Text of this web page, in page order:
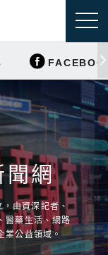
聞網
，由資深記者、
醫藥生活、網路
業公益領域。